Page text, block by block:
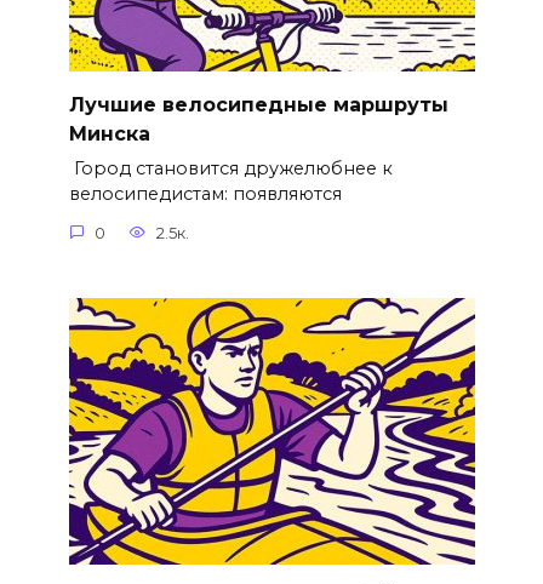
Лучшие велосипедные маршруты
Минска
Город становится дружелюбнее к
велосипедистам: появляются
0 2.5к.